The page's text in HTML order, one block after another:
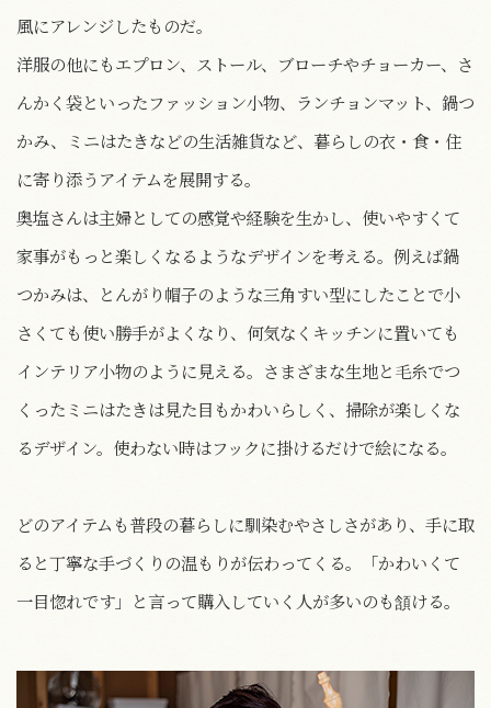
風にアレンジしたものだ。
洋服の他にもエプロン、ストール、ブローチやチョーカー、さ
んかく袋といったファッション小物、ランチョンマット、鍋つ
かみ、ミニはたきなどの生活雑貨など、暮らしの衣・食・住
に寄り添うアイテムを展開する。
奥塩さんは主婦としての感覚や経験を生かし、使いやすくて
家事がもっと楽しくなるようなデザインを考える。例えば鍋
つかみは、とんがり帽子のような三角すい型にしたことで小
さくても使い勝手がよくなり、何気なくキッチンに置いても
インテリア小物のように見える。さまざまな生地と毛糸でつ
くったミニはたきは見た目もかわいらしく、掃除が楽しくな
るデザイン。使わない時はフックに掛けるだけで絵になる。
どのアイテムも普段の暮らしに馴染むやさしさがあり、手に取
ると丁寧な手づくりの温もりが伝わってくる。「かわいくて
一目惚れです」と言って購入していく人が多いのも頷ける。